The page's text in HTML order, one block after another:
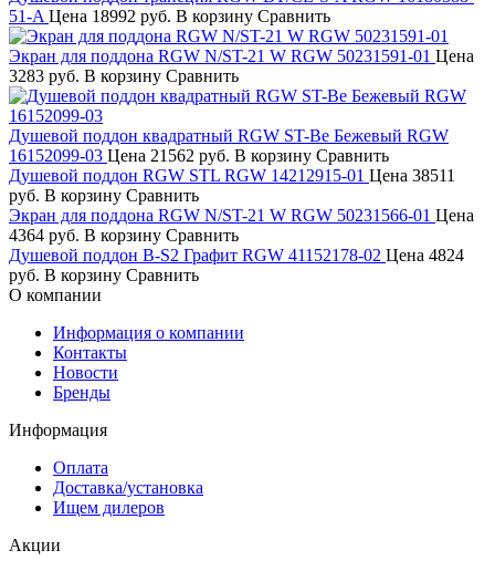
51-A Цена 18992 руб. В корзину Сравнить
Экран для поддона RGW N/ST-21 W RGW 50231591-01 Цена
3283 руб. В корзину Сравнить
Душевой поддон квадратный RGW ST-Be Бежевый RGW
16152099-03 Цена 21562 руб. В корзину Сравнить
Душевой поддон RGW STL RGW 14212915-01 Цена 38511
руб. В корзину Сравнить
Экран для поддона RGW N/ST-21 W RGW 50231566-01 Цена
4364 руб. В корзину Сравнить
Душевой поддон B-S2 Графит RGW 41152178-02 Цена 4824
руб. В корзину Сравнить
О компании
Информация о компании
Контакты
Новости
Бренды
Информация
Оплата
Доставка/установка
Ищем дилеров
Акции